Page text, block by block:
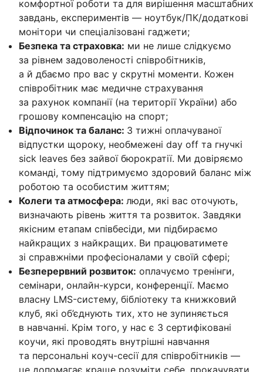
комфортної роботи та для вирішення масштабних
завдань, експериментів — ноутбук/ПК/додаткові
монітори чи спеціалізовані гаджети;
Безпека та страховка: ми не лише слідкуємо
за рівнем задоволеності співробітників,
а й дбаємо про вас у скрутні моменти. Кожен
співробітник має медичне страхування
за рахунок компанії (на території України) або
грошову компенсацію на спорт;
Відпочинок та баланс: 3 тижні оплачуваної
відпустки щороку, необмежені day off та гнучкі
sick leaves без зайвої бюрократії. Ми довіряємо
команді, тому підтримуємо здоровий баланс між
роботою та особистим життям;
Колеги та атмосфера: люди, які вас оточують,
визначають рівень життя та розвиток. Завдяки
якісним етапам співбесіди, ми підбираємо
найкращих з найкращих. Ви працюватимете
зі справжніми професіоналами у своїй сфері;
Безперервний розвиток: оплачуємо тренінги,
семінари, онлайн-курси, конференції. Маємо
власну LMS-систему, бібліотеку та книжковий
клуб, які об’єднують тих, хто не зупиняється
в навчанні. Крім того, у нас є 3 сертифіковані
коучи, які проводять внутрішні навчання
та персональні коуч-сесії для співробітників —
це допомагає краще розуміти себе, прокачувати